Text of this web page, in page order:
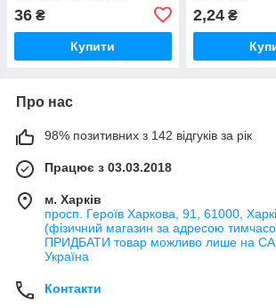
36 ₴
Купити
2,24₴
Про нас
98% позитивних з 142 відгуків за рік
Працює з 03.03.2018
м. Харків
просп. Героїв Харкова, 91, 61000,
(фізичний магазин за адресою
ПРИДБАТИ товар можливо лише на
Україна
Контакти